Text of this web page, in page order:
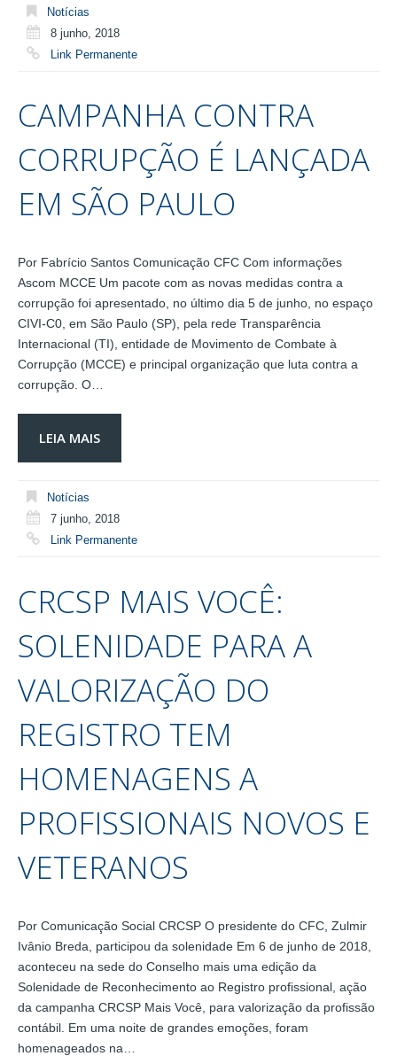
Notícias
8 junho, 2018
Link Permanente
CAMPANHA CONTRA
CORRUPÇÃO É LANÇADA
EM SÃO PAULO
Por Fabrício Santos Comunicação CFC Com informações
Ascom MCCE Um pacote com as novas medidas contra a
corrupção foi apresentado, no último dia 5 de junho, no espaço
CIVI-C0, em São Paulo (SP), pela rede Transparência
Internacional (TI), entidade de Movimento de Combate à
Corrupção (MCCE) e principal organização que luta contra a
corrupção. O…
LEIA MAIS
Notícias
7 junho, 2018
Link Permanente
CRCSP MAIS VOCÊ:
SOLENIDADE PARA A
VALORIZAÇÃO DO
REGISTRO TEM
HOMENAGENS A
PROFISSIONAIS NOVOS E
VETERANOS
Por Comunicação Social CRCSP O presidente do CFC, Zulmir
Ivânio Breda, participou da solenidade Em 6 de junho de 2018,
aconteceu na sede do Conselho mais uma edição da
Solenidade de Reconhecimento ao Registro profissional, ação
da campanha CRCSP Mais Você, para valorização da profissão
contábil. Em uma noite de grandes emoções, foram
homenageados na…